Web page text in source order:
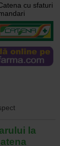
cu sfaturi
la